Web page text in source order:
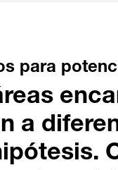
para
a